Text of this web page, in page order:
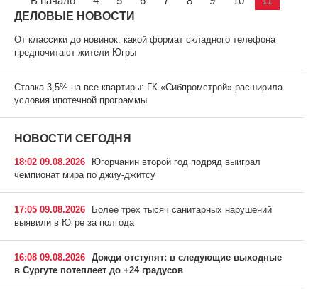
ДЕЛОВЫЕ НОВОСТИ
От классики до новинок: какой формат складного телефона
предпочитают жители Югры
Ставка 3,5% на все квартиры: ГК «Сибпромстрой» расширила
условия ипотечной программы
НОВОСТИ СЕГОДНЯ
18:02 09.08.2026
Югорчанин второй год подряд выиграл
чемпионат мира по джиу-джитсу
17:05 09.08.2026
Более трех тысяч санитарных нарушений
выявили в Югре за полгода
16:08 09.08.2026 Дожди отступят: в следующие выходные
в Сургуте потеплеет до +24 градусов